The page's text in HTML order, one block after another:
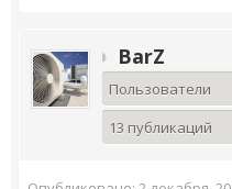
BarZ
Пользователи
13 публикаций